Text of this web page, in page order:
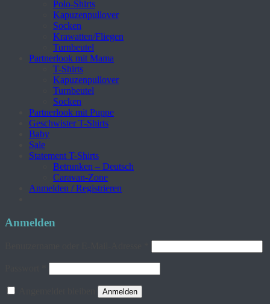
Polo-Shirts
Kapuzenpullover
Socken
Krawatten/Fliegen
Turnbeutel
Partnerlook mit Mama
T-Shirts
Kapuzenpullover
Turnbeutel
Socken
Partnerlook mit Puppe
Geschwister T-Shirts
Baby
Sale
Statement T-Shirts
Betrunken – Deutsch
Caravan-Zone
Anmelden / Registrieren
Anmelden
Anmelden